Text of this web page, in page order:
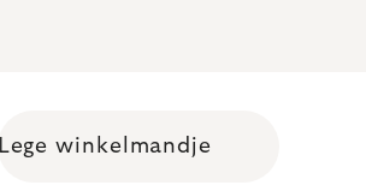
Shopping cart
Lege winkelmandje